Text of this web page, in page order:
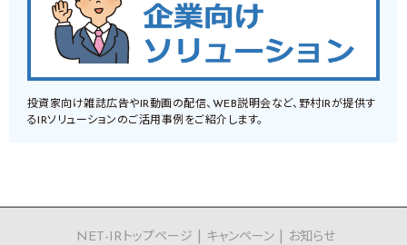
投資家向け雑誌広告やIR動画の配信、WEB説明会など、野村IRが提供す
るIRソリューションのご活用事例をご紹介します。
NET-IRトップページ キャンペーン
お知らせ